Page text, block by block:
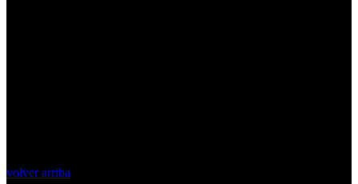
volver arriba